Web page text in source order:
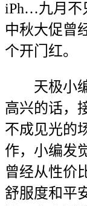
iPh…九月不
中秋大促曾
个开门红。
天极小编
高兴的话，
不成见光的
作，小编发
曾经从性价
舒服度和平